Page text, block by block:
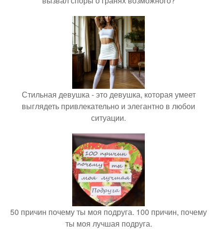
Стильная девушка - это девушка, которая умеет
выглядеть привлекательно и элегантно в любои
ситуации.
50 причин почему ты моя подруга. 100 причин, почему
ты моя лучшая подруга.